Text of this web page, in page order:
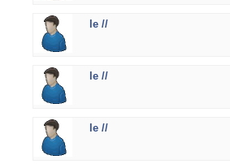
le //
le //
le //